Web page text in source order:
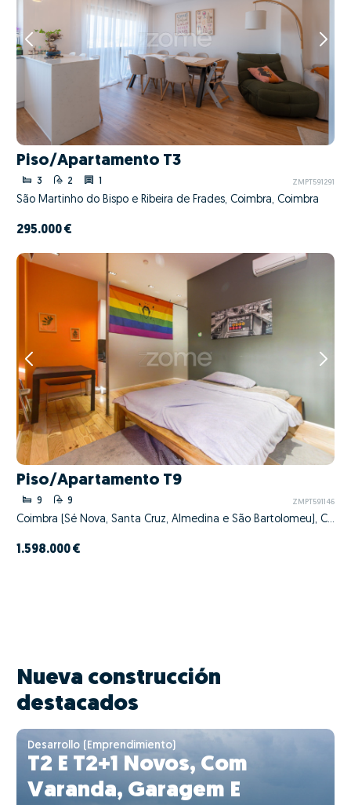
Piso/Apartamento T3
3 2 1 ZMPT591291
São Martinho do Bispo e Ribeira de Frades, Coimbra, Coimbra
295.000 €
Piso/Apartamento T9
9 9 ZMPT591146
Coimbra (Sé Nova, Santa Cruz, Almedina e São Bartolomeu), Coimbra, Coimbra
1.598.000 €
Nueva construcción
destacados
Desarrollo (Emprendimiento)
T2 E T2+1 Novos, Com
Varanda, Garagem E